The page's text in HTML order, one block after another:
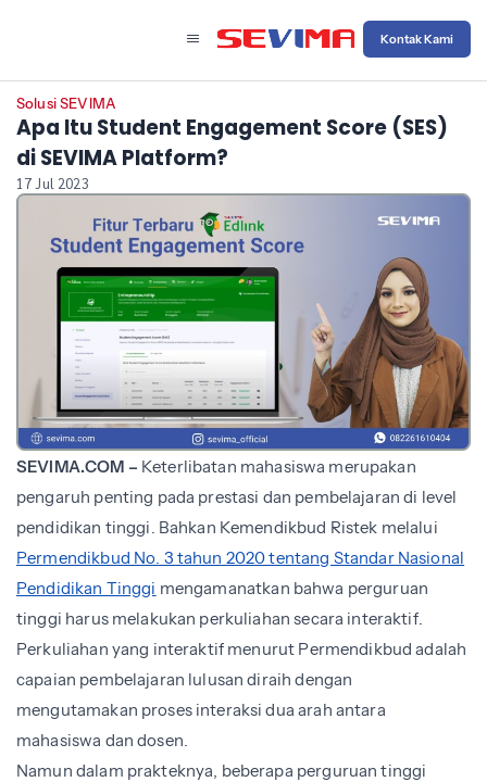
Kontak Kami
Solusi SEVIMA
Apa Itu Student Engagement Score (SES)
di SEVIMA Platform?
17 Jul 2023
SEVIMA.COM – Keterlibatan mahasiswa merupakan
pengaruh penting pada prestasi dan pembelajaran di level
pendidikan tinggi. Bahkan Kemendikbud Ristek melalui
Permendikbud No. 3 tahun 2020 tentang Standar Nasional
Pendidikan Tinggi mengamanatkan bahwa perguruan
tinggi harus melakukan perkuliahan secara interaktif.
Perkuliahan yang interaktif menurut Permendikbud adalah
capaian pembelajaran lulusan diraih dengan
mengutamakan proses interaksi dua arah antara
mahasiswa dan dosen.
Namun dalam prakteknya, beberapa perguruan tinggi